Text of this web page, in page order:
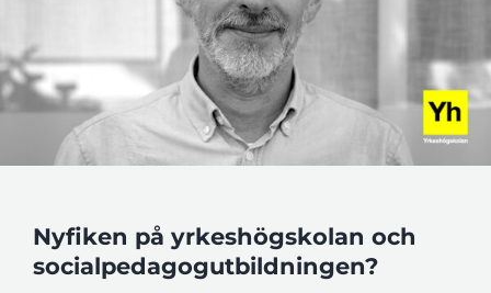
Nyfiken på yrkeshögskolan och
socialpedagogutbildningen?